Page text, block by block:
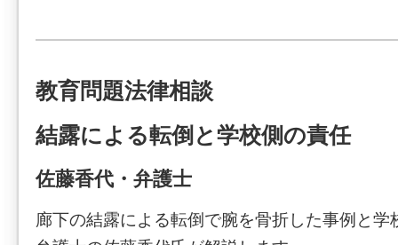
教育問題法律相談
結露による転倒と学校側の責任
佐藤香代・弁護士
廊下の結露による転倒で腕を骨折した事例と学